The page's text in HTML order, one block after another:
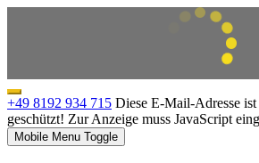
+49 8192 934 715 Diese E-Mail-Adresse
geschützt! Zur Anzeige muss JavaScript
Mobile Menu Toggle